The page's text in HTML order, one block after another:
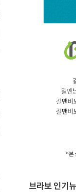
브라보 인기